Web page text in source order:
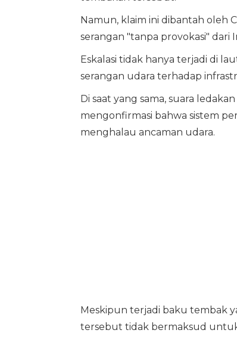
Namun, klaim ini dibantah oleh
serangan "tanpa provokasi"
Eskalasi tidak hanya terjadi di
serangan udara terhadap
Di saat yang sama, suara
mengonfirmasi bahwa sistem
menghalau ancaman udara.
Meskipun terjadi baku tembak
tersebut tidak bermaksud